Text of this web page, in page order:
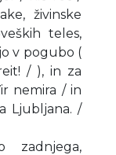
živinske
teles,
v pogubo (
/ ), in za
nemira / in
Ljubljana. /
zadnjega,